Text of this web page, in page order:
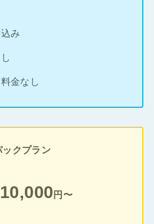
み
金なし
ックプラン
円〜